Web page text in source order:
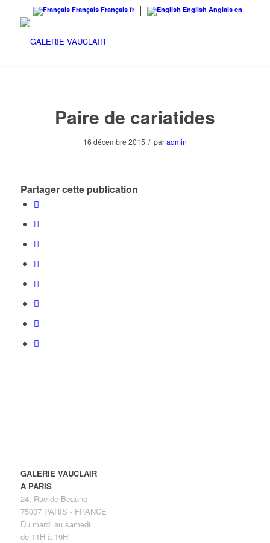
Français Français fr English Anglais en
Paire de cariatides
16 décembre 2015 / paradmin
Partager cette publication
GALERIE VAUCLAIR
A PARIS
24, Rue de Beaune
75007 PARIS - FRANCE
Du mardi au samedi
de 11H à 19H